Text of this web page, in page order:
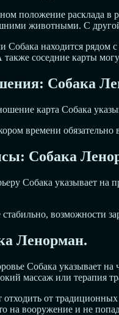
положение расклада в
животными. С
Собака находится
соседние карты
Собака
карта Собака
времени обязательно
Собака
Собака указывает на
возможности
Ленорман.
Собака указывает
массаж или терапия
от
на вооружение и не